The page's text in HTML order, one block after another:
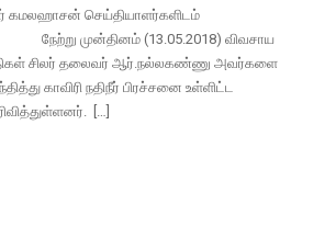
கமலஹாசன் செய்தியாளர்களிடம்
முன்தினம் (13.05.2018) விவசாய
சிலர் தலைவர் ஆர்.நல்லகண்ணு அவர்களை
காவிரி நதிநீர் பிரச்சனை உள்ளிட்ட
[…]